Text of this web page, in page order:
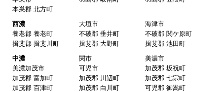
本巣郡 北方町
西濃
大垣市
海津市
養老郡 養老町
不破郡 垂井町
不破郡 関ケ原町
揖斐郡 揖斐川町
揖斐郡 大野町
揖斐郡 池田町
中濃
関市
美濃市
美濃加茂市
可児市
加茂郡 坂祝町
加茂郡 富加町
加茂郡 川辺町
加茂郡 七宗町
加茂郡 百津町
加茂郡 白川町
可児郡 御嵩町